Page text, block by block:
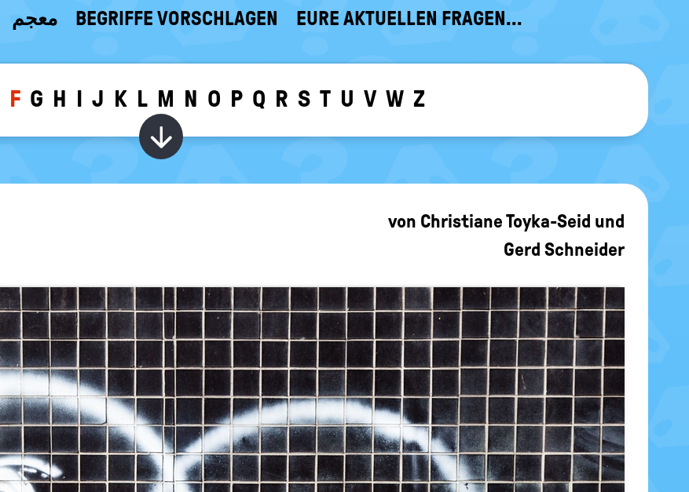
معجم BEGRIFFE VORSCHLAGEN EURE AKTUELLEN FRAGEN...
F G H I J K L M N O P Q R S T U V W Z
Wörter zu dem gewählten Buchstaben ein-/
von Christiane Toyka-Seid und
Gerd Schneider